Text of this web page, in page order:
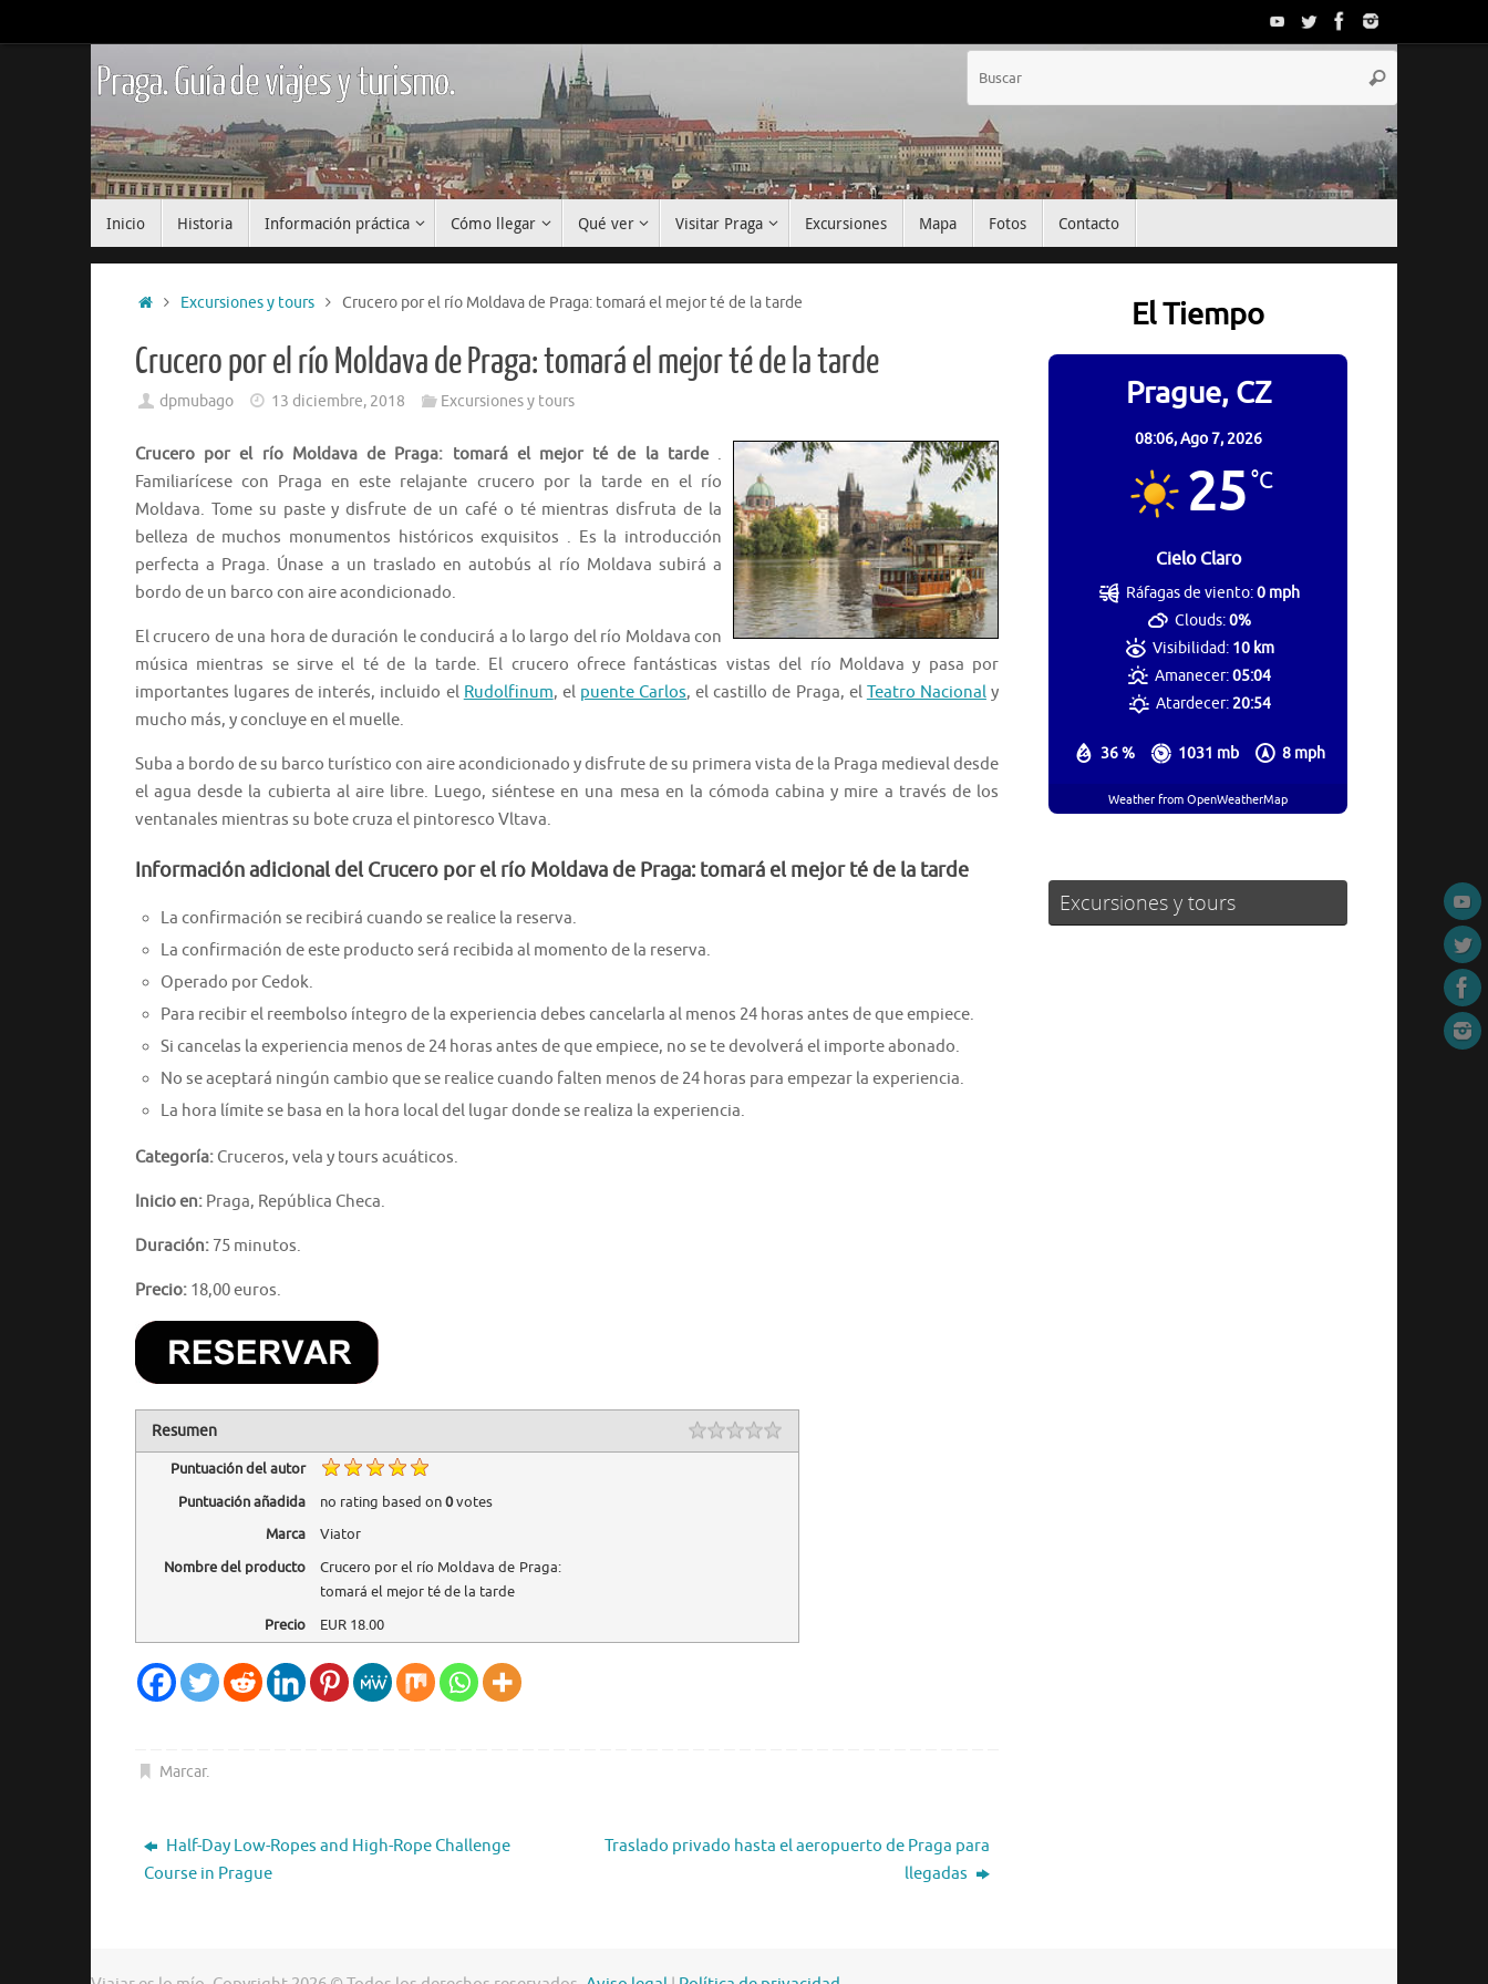
al
Praga. Guía de viajes y turismo. Buscar
Inicio Historia Información práctica Cómo llegar Qué ver Visitar Praga Excursiones Mapa Fotos Contacto
InicioExcursiones y tours Crucero por el río Moldava de Praga: tomará el mejor té de la tarde
Crucero por el río Moldava de Praga: tomará el mejor té de la tarde
dpmubago 13 diciembre, 2018 Excursiones y tours
Crucero por el río Moldava de Praga: tomará el mejor té de la tarde .
Familiarícese con Praga en este relajante crucero por la tarde en el río
Moldava. Tome su paste y disfrute de un café o té mientras disfruta de la
belleza de muchos monumentos históricos exquisitos . Es la introducción
perfecta a Praga. Únase a un traslado en autobús al río Moldava subirá a
bordo de un barco con aire acondicionado.
El crucero de una hora de duración le conducirá a lo largo del río Moldava con
música mientras se sirve el té de la tarde. El crucero ofrece fantásticas vistas del río Moldava y pasa por
importantes lugares de interés, incluido el Rudolfinum, el puente Carlos, el castillo de Praga, el Teatro Nacionaly
mucho más, y concluye en el muelle.
Suba a bordo de su barco turístico con aire acondicionado y disfrute de su primera vista de la Praga medieval desde
el agua desde la cubierta al aire libre. Luego, siéntese en una mesa en la cómoda cabina y mire a través de los
ventanales mientras su bote cruza el pintoresco Vltava.
Información adicional del Crucero por el río Moldava de Praga: tomará el mejor té de la tarde
La confirmación se recibirá cuando se realice la reserva.
La confirmación de este producto será recibida al momento de la reserva.
Operado por Cedok.
Para recibir el reembolso íntegro de la experiencia debes cancelarla al menos 24 horas antes de que empiece.
Si cancelas la experiencia menos de 24 horas antes de que empiece, no se te devolverá el importe abonado.
No se aceptará ningún cambio que se realice cuando falten menos de 24 horas para empezar la experiencia.
La hora límite se basa en la hora local del lugar donde se realiza la experiencia.
Categoría: Cruceros, vela y tours acuáticos.
Inicio en: Praga, República Checa.
Duración: 75 minutos.
Precio: 18,00 euros.
Resumen
Puntuación del autor
Puntuación añadida
no rating based on0votes
Marca
Viator
Nombre del producto
Crucero por el río Moldava de Praga:
tomará el mejor té de la tarde
Precio
EUR18.00
Marcar.
Half-Day Low-Ropes and High-Rope Challenge
Course in Prague
Traslado privado hasta el aeropuerto de Praga para
llegadas
El Tiempo
Prague, CZ
08:06,Ago 7, 2026
25°C
Cielo Claro
36 % 1031 mb 8 mph
Ráfagas de viento:0 mph
Clouds:0%
Visibilidad: 10 km
Amanecer:05:04
Atardecer:20:54
Weather from OpenWeatherMap
Excursiones y tours